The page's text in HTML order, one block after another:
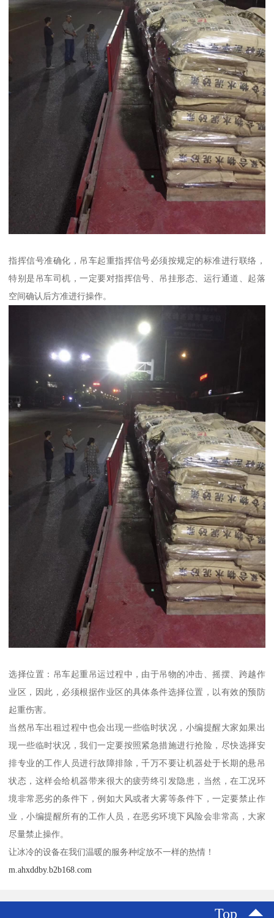
指挥信号准确化，吊车起重指挥信号必须按规定的标准进行联络，
特别是吊车司机，一定要对指挥信号、吊挂形态、运行通道、起落
空间确认后方准进行操作。
选择位置：吊车起重吊运过程中，由于吊物的冲击、摇摆、跨越作
业区，因此，必须根据作业区的具体条件选择位置，以有效的预防
起重伤害。
当然吊车出租过程中也会出现一些临时状况，小编提醒大家如果出
现一些临时状况，我们一定要按照紧急措施进行抢险，尽快选择安
排专业的工作人员进行故障排除，千万不要让机器处于长期的悬吊
状态，这样会给机器带来很大的疲劳终引发隐患，当然，在工况环
境非常恶劣的条件下，例如大风或者大雾等条件下，一定要禁止作
业，小编提醒所有的工作人员，在恶劣环境下风险会非常高，大家
尽量禁止操作。
让冰冷的设备在我们温暖的服务种绽放不一样的热情！
m.ahxddby.b2b168.com
Top